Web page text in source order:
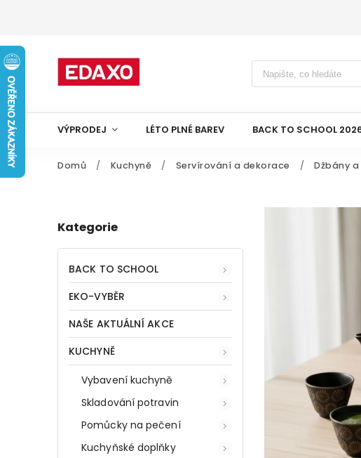
VÝPRODEJ LÉTO PLNÉ BAREV BACK TO SCHOOL
Domů / Kuchyně / Servírování a dekorace / Džbány
Kategorie
BACK TO SCHOOL
EKO-VYBĚR
NAŠE AKTUÁLNÍ AKCE
KUCHYNĚ
Vybavení kuchyně
Skladování potravin
Pomůcky na pečení
Kuchyňské doplňky